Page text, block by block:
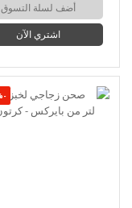
أضف لسلة التسوق
اشتري الآن
-50%حسم